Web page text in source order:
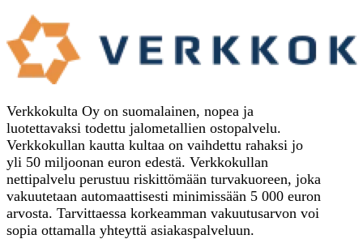
Verkkokulta Oy on suomalainen, nopea ja
luotettavaksi todettu jalometallien ostopalvelu.
Verkkokullan kautta kultaa on vaihdettu rahaksi jo
yli 50 miljoonan euron edestä. Verkkokullan
nettipalvelu perustuu riskittömään turvakuoreen, joka
vakuutetaan automaattisesti minimissään 5 000 euron
arvosta. Tarvittaessa korkeamman vakuutusarvon voi
sopia ottamalla yhteyttä asiakaspalveluun.